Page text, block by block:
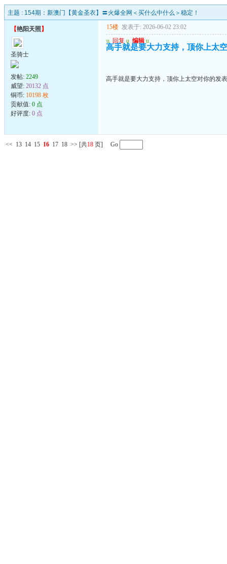
主题 : 154期：新澳门【黄金圣衣】〓火爆全网＜买什么中什么＞稳定！
【艳阳天照 】
圣骑士
发帖: 2249
威望: 20132 点
铜币: 10198 枚
贡献值: 0 点
好评度: 0 点
15楼 发表于: 2026-06-02 23:02
u 回复 u 编辑 u
高手就是要大力支持，顶你上太
高手就是要大力支持，顶你上太空对你的发表
<< 13 14 15 16 17 18 >> [共18 页] Go